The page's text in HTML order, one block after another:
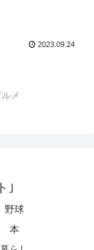
2023.09.24
メ
｣
野球
本